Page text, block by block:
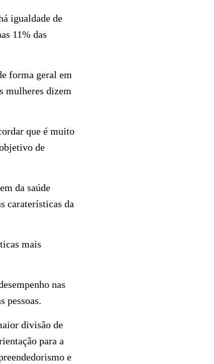
igualdade de
11% das
forma geral em
mulheres dizem
que é muito
de
da saúde
caraterísticas da
mais
nas
pessoas.
divisão de
para a
e